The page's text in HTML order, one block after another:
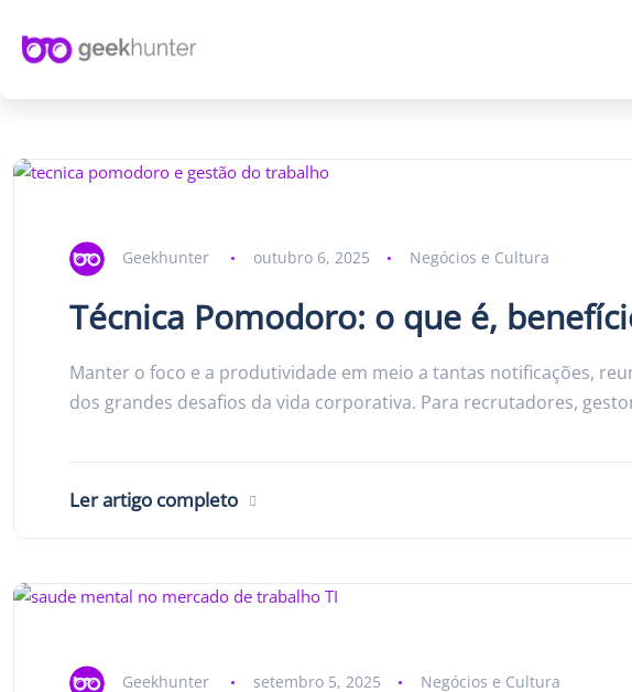
Geekhunter outubro 6, 2025 Negócios e Cultura
Técnica Pomodoro: o que é,
Manter o foco e a produtividade em meio a tantas notificações,
dos grandes desafios da vida corporativa. Para recrutadores,
Ler artigo completo
Geekhunter setembro 5, 2025 Negócios e Cultura